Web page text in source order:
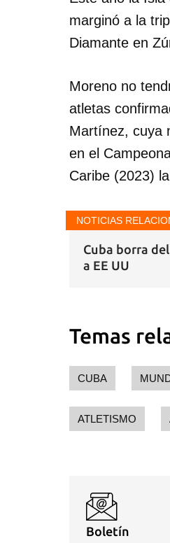
marginó a la
Diamante en
Moreno no
atletas
Martínez, cuya
en el
Caribe (2023)
NOTICIAS
Cuba borra
a EE UU
Temas
CUBA
ATLETISMO
Boletín